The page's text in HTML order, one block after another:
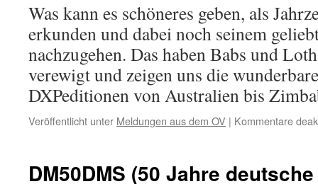
Was kann es schöneres geben, als
erkunden und dabei noch seinem
nachzugehen. Das haben Babs und
verewigt und zeigen uns die
DXPeditionen von Australien bis
Veröffentlicht unter Meldungen aus dem OV | Kommentare
DM50DMS (50 Jahre